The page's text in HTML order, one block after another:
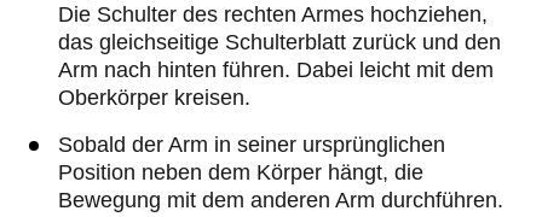
Die Schulter des rechten Armes hochziehen,
das gleichseitige Schulterblatt zurück und den
Arm nach hinten führen. Dabei leicht mit dem
Oberkörper kreisen.
Sobald der Arm in seiner ursprünglichen
Position neben dem Körper hängt, die
Bewegung mit dem anderen Arm durchführen.